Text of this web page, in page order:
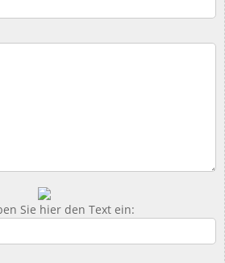
Sie hier den Text ein: